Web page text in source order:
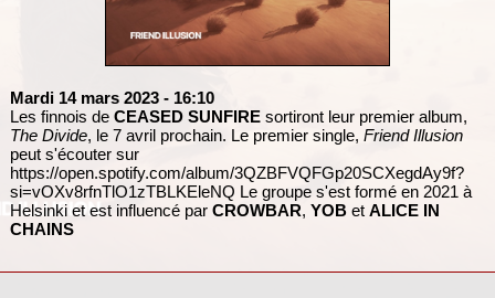
Mardi 14 mars 2023 - 16:10
Les finnois de CEASED SUNFIREsortiront leur premier album,
The Divide, le 7 avril prochain. Le premier single, Friend Illusion
peut s'écouter sur
https://open.spotify.com/album/3QZBFVQFGp20SCXegdAy9f?
si=vOXv8rfnTlO1zTBLKEleNQ Le groupe s'est formé en 2021 à
Helsinki et est influencé par CROWBAR, YOBet ALICE IN
CHAINS